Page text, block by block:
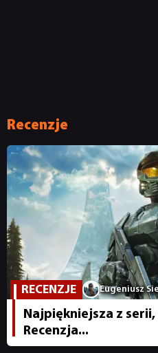
Recenzje
RECENZJE Eugeniusz
Najpiękniejsza z
Recenzja...